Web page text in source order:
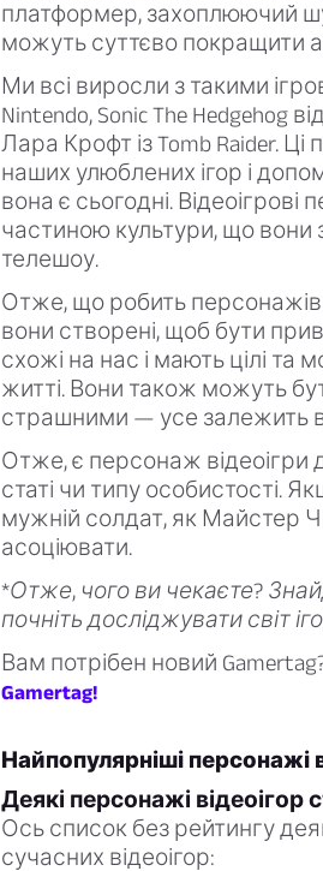
платформер, захоплюючий
можуть суттєво покращити
Ми всі виросли з такими
Nintendo, Sonic The Hedgehog
Лара Крофт із Tomb Raider.
наших улюблених ігор і
вона є сьогодні.
частиною культури, що вони
телешоу.
Отже, що робить
вони створені, щоб бути
схожі на нас і мають цілі та
житті. Вони також можуть
страшними — усе залежить
Отже, є персонаж відеоігри
статі чи типу особистості.
мужній солдат, як Майстер
асоціювати.
*Отже, чого ви чекаєте?
почніть досліджувати світ
Вам потрібен новий
Gamertag!
Найпопулярніші персонажі
Деякі персонажі
Ось список без рейтингу
сучасних відеоігор: